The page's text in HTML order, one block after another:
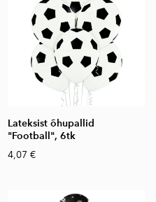
Lateksist õhupallid
"Football", 6tk
4,07 €